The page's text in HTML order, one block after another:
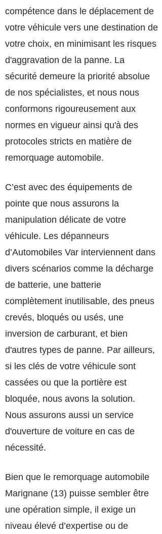
compétence dans le déplacement de
votre véhicule vers une destination de
votre choix, en minimisant les risques
d'aggravation de la panne. La
sécurité demeure la priorité absolue
de nos spécialistes, et nous nous
conformons rigoureusement aux
normes en vigueur ainsi qu'à des
protocoles stricts en matière de
remorquage automobile.
C’est avec des équipements de
pointe que nous assurons la
manipulation délicate de votre
véhicule. Les dépanneurs
d’Automobiles Var interviennent dans
divers scénarios comme la décharge
de batterie, une batterie
complètement inutilisable, des pneus
crevés, bloqués ou usés, une
inversion de carburant, et bien
d'autres types de panne. Par ailleurs,
si les clés de votre véhicule sont
cassées ou que la portière est
bloquée, nous avons la solution.
Nous assurons aussi un service
d'ouverture de voiture en cas de
nécessité.
Bien que le remorquage automobile
Marignane (13) puisse sembler être
une opération simple, il exige un
niveau élevé d’expertise ou de